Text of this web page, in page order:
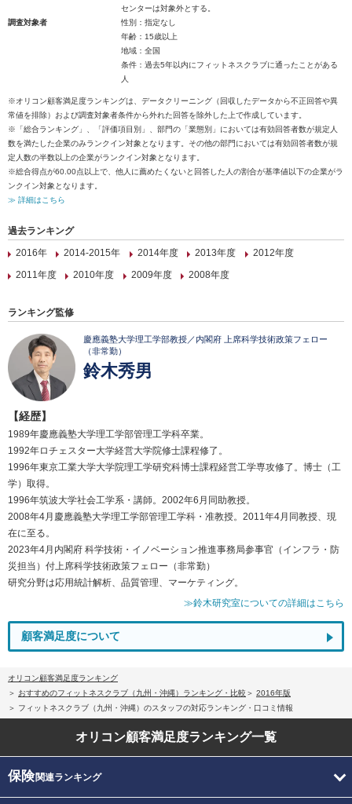
センターは対象外とする。
調査対象者
性別：指定なし
年齢：15歳以上
地域：全国
条件：過去5年以内にフィットネスクラブに通ったことがある
人
※オリコン顧客満足度ランキングは、データクリーニング（回収したデータから不正回答や異
常値を排除）および調査対象者条件から外れた回答を除外した上で作成しています。
※「総合ランキング」、「評価項目別」、部門の「業態別」においては有効回答者数が規定人
数を満たした企業のみランクイン対象となります。その他の部門においては有効回答者数が規
定人数の半数以上の企業がランクイン対象となります。
※総合得点が60.00点以上で、他人に薦めたくないと回答した人の割合が基準値以下の企業がラ
ンクイン対象となります。
≫ 詳細はこちら
過去ランキング
2016年
2014-2015年 2014年度 2013年度
2012年度
2011年度
2010年度 2009年度 2008年度
ランキング監修
慶應義塾大学理工学部教授／内閣府 上席科学技術政策フェロー
（非常勤）
鈴木秀男
【経歴】
1989年慶應義塾大学理工学部管理工学科卒業。
1992年ロチェスター大学経営大学院修士課程修了。
1996年東京工業大学大学院理工学研究科博士課程経営工学専攻修了。博士（工
学）取得。
1996年筑波大学社会工学系・講師。2002年6月同助教授。
2008年4月慶應義塾大学理工学部管理工学科・准教授。2011年4月同教授、現
在に至る。
2023年4月内閣府 科学技術・イノベーション推進事務局参事官（インフラ・防
災担当）付上席科学技術政策フェロー（非常勤）
研究分野は応用統計解析、品質管理、マーケティング。
≫鈴木研究室についての詳細はこちら
顧客満足度について
オリコン顧客満足度ランキング
おすすめのフィットネスクラブ（九州・沖縄）ランキング・比較
2016年版
フィットネスクラブ（九州・沖縄）のスタッフの対応ランキング・口コミ情報
オリコン顧客満足度ランキング一覧
保険関連ランキング